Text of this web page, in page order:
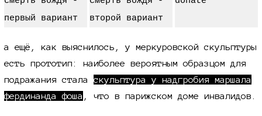
а ещё, как выяснилось, у меркуровской скульптуры
есть прототип: наиболее вероятным образцом для
подражания стала скульптура у надгробия маршала
фердинанда фоша , что в парижском доме инвалидов.